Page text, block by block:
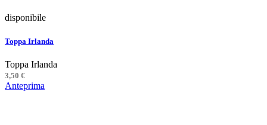
disponibile
Toppa Irlanda
Toppa Irlanda
3,50 €
Anteprima